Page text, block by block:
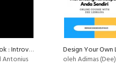
Video Book : Introvert Survival Kit
Antonius
oleh Adimas (Dee) Wirajayanagara (Lesmana)